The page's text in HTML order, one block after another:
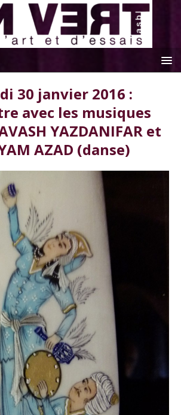
30 janvier 2016 :
avec les musiques
YAZDANIFAR et
AZAD (danse)